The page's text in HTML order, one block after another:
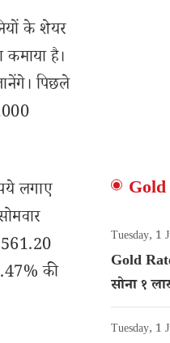
के शेयर
है।
पिछले
लगाए
की
Tuesday, 1
Gold
सोना १
गोल्ड का
Tuesday, 1